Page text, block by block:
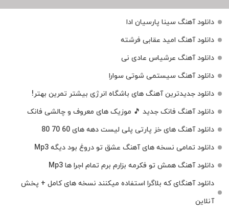
دانلود آهنگ سینا پارسیان ادا
دانلود آهنگ امید عقابی فرشته
دانلود آهنگ عرشیاس عادی نی
دانلود آهنگ سیستمی شوتی سوارا
دانلود جدیدترین آهنگ‌ های باشگاه انرژی بیشتر تمرین بهتر!
دانلود آهنگ فانک جدید 🎵 موزیک‌ های معروف و چالشی فانک
دانلود آهنگ های خز پارتی پلی لیست دهه های 60 70 80
دانلود تمامی نسخه های آهنگ عشق تو دروغ بود دیگه Mp3
دانلود آهنگ همش تو فکرمه بزارم برم تمام اجرا ها Mp3
دانلود آهنگای که بلاگرا استفاده میکنند نسخه های کامل + پخش
آنلاین